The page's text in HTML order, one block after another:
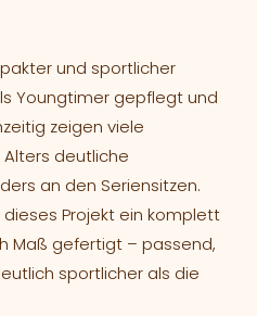
und sportlicher
Youngtimer gepflegt und
zeigen viele
deutliche
an den Seriensitzen.
Projekt ein komplett
Maß gefertigt – passend,
sportlicher als die